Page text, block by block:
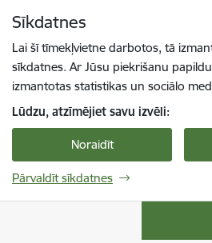
Sīkdatnes
Lai šī tīmekļvietne darbotos, tā
sīkdatnes. Ar Jūsu piekrišanu
izmantotas statistikas un sociālo
Lūdzu, atzīmējiet savu izvēli:
Noraidīt
Pārvaldīt sīkdatnes